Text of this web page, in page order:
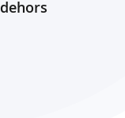
dehors